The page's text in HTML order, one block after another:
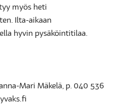
myös heti
Ilta-aikaan
hyvin pysäköintitilaa.
Mari Mäkelä, p. 040 536